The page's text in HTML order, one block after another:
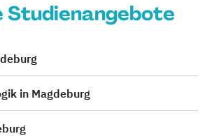
in Magdeburg